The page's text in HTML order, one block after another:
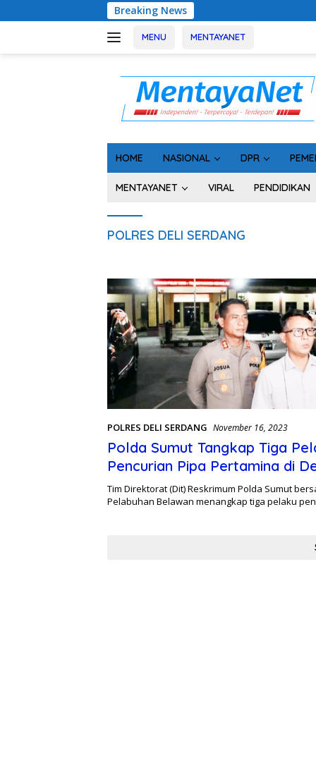
ke
Breaking News
MENU MENTAYANET
HOME NASIONAL DPR
MENTAYANET VIRAL PENDIDIKAN
POLRES DELI SERDANG
POLRES DELI SERDANG November 16, 2023
Polda Sumut Tangkap Tiga
Pencurian Pipa Pertamina di
Serdang
Tim Direktorat (Dit) Reskrimum Polda Sumut
Pelabuhan Belawan menangkap tiga pelaku